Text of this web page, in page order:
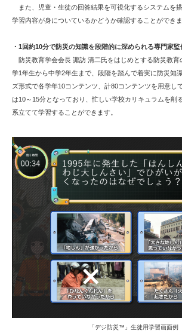
また、児童・生徒の回答結果を可視化するシステムを
学習内容が身についているかどうか確認することができま
・1回約10分で防災の知識を段階的に深められる専門家
防災教育学会会長 諏訪 清二氏をはじめとする防災教育
学1年生から中学2年生まで、段階を踏んで着実に防災知
ズ形式で各学年10コンテンツ、計80コンテンツを用意し
は10～15分となっており、忙しい学校カリキュラムを削
系立てて学習することができます。
「デジ防災™」生徒用学習画面例